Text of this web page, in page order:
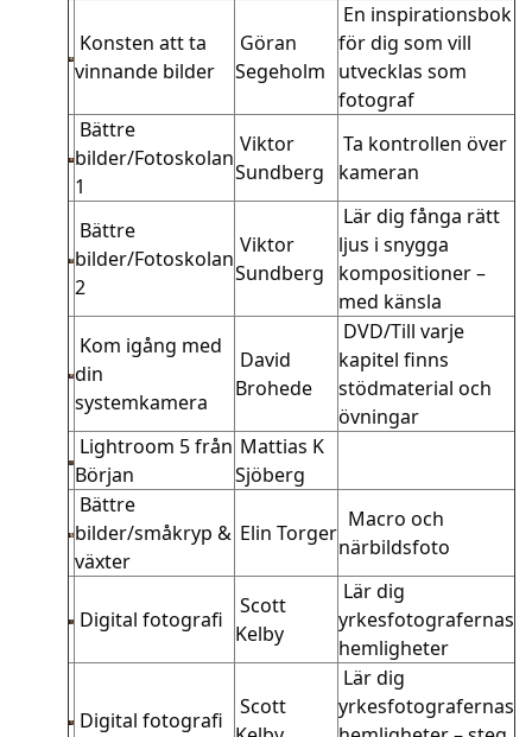
Konsten att ta
vinnande bilder
Göran
Segeholm
En inspirationsbok
för dig som vill
utvecklas som
fotograf
Bättre
bilder/Fotoskolan
1
Viktor
Sundberg
Ta kontrollen över
kameran
Bättre
bilder/Fotoskolan
2
Viktor
Sundberg
Lär dig fånga rätt
ljus i snygga
kompositioner –
med känsla
Kom igång med
din
systemkamera
David
Brohede
DVD/Till varje
kapitel finns
stödmaterial och
övningar
Lightroom 5 från
Början
Mattias K
Sjöberg
Bättre
bilder/småkryp &
växter
Elin Torger
Macro och
närbildsfoto
Digital fotografi
Scott
Kelby
Lär dig
yrkesfotografernas
hemligheter
Digital fotografi
Scott
Lär dig
yrkesfotografernas